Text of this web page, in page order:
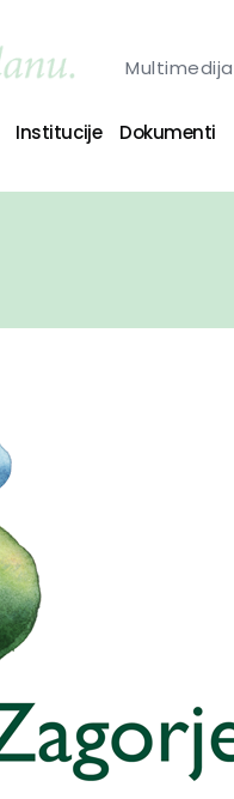
Multimedija
Institucije Dokumenti